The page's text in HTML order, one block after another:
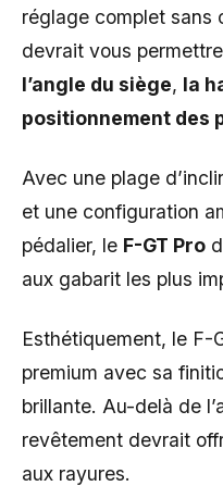
réglage complet sans
devrait vous
l’angle du siège, la
positionnement des
Avec une plage
et une configuration
pédalier, le F-GT Pro
aux gabarit les plus
Esthétiquement, le F-
premium avec sa
brillante. Au-delà de
revêtement devrait
aux rayures.